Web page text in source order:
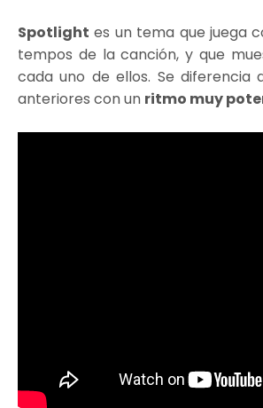
Spotlight es un tema que juega
tempos de la canción, y que
cada uno de ellos. Se diferencia
anteriores con un ritmo muy